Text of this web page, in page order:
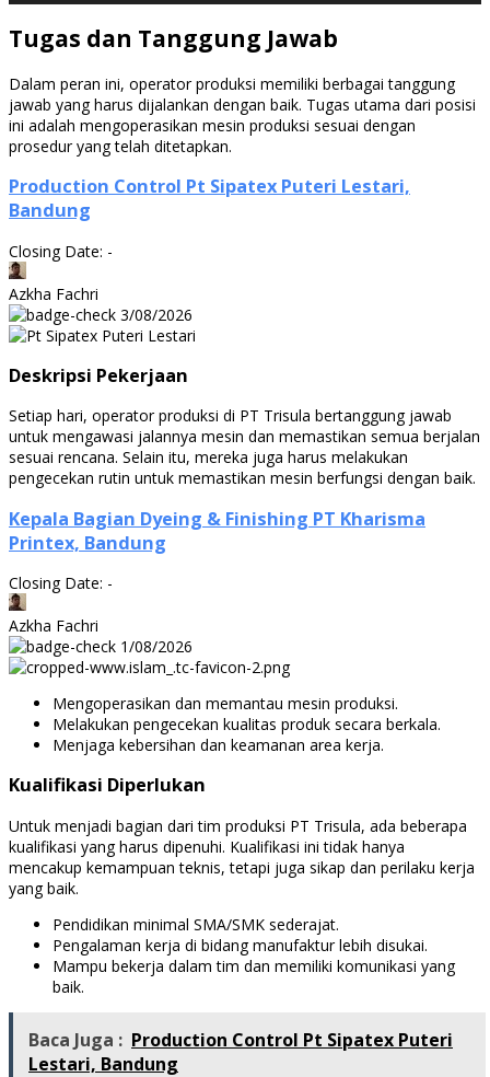
Tugas dan Tanggung Jawab
Dalam peran ini, operator produksi memiliki berbagai tanggung
jawab yang harus dijalankan dengan baik. Tugas utama dari posisi
ini adalah mengoperasikan mesin produksi sesuai dengan
prosedur yang telah ditetapkan.
Production Control Pt Sipatex Puteri Lestari,
Bandung
Closing Date: -
Azkha Fachri
3/08/2026
Deskripsi Pekerjaan
Setiap hari, operator produksi di PT Trisula bertanggung jawab
untuk mengawasi jalannya mesin dan memastikan semua berjalan
sesuai rencana. Selain itu, mereka juga harus melakukan
pengecekan rutin untuk memastikan mesin berfungsi dengan baik.
Kepala Bagian Dyeing & Finishing PT Kharisma
Printex, Bandung
Closing Date: -
Azkha Fachri
1/08/2026
Mengoperasikan dan memantau mesin produksi.
Melakukan pengecekan kualitas produk secara berkala.
Menjaga kebersihan dan keamanan area kerja.
Kualifikasi Diperlukan
Untuk menjadi bagian dari tim produksi PT Trisula, ada beberapa
kualifikasi yang harus dipenuhi. Kualifikasi ini tidak hanya
mencakup kemampuan teknis, tetapi juga sikap dan perilaku kerja
yang baik.
Pendidikan minimal SMA/SMK sederajat.
Pengalaman kerja di bidang manufaktur lebih disukai.
Mampu bekerja dalam tim dan memiliki komunikasi yang
baik.
Baca Juga : Production Control Pt Sipatex Puteri
Lestari, Bandung